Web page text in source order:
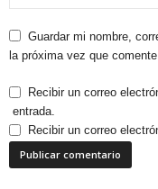
Guardar mi nombre,
la próxima vez que
Recibir un correo
entrada.
Recibir un correo